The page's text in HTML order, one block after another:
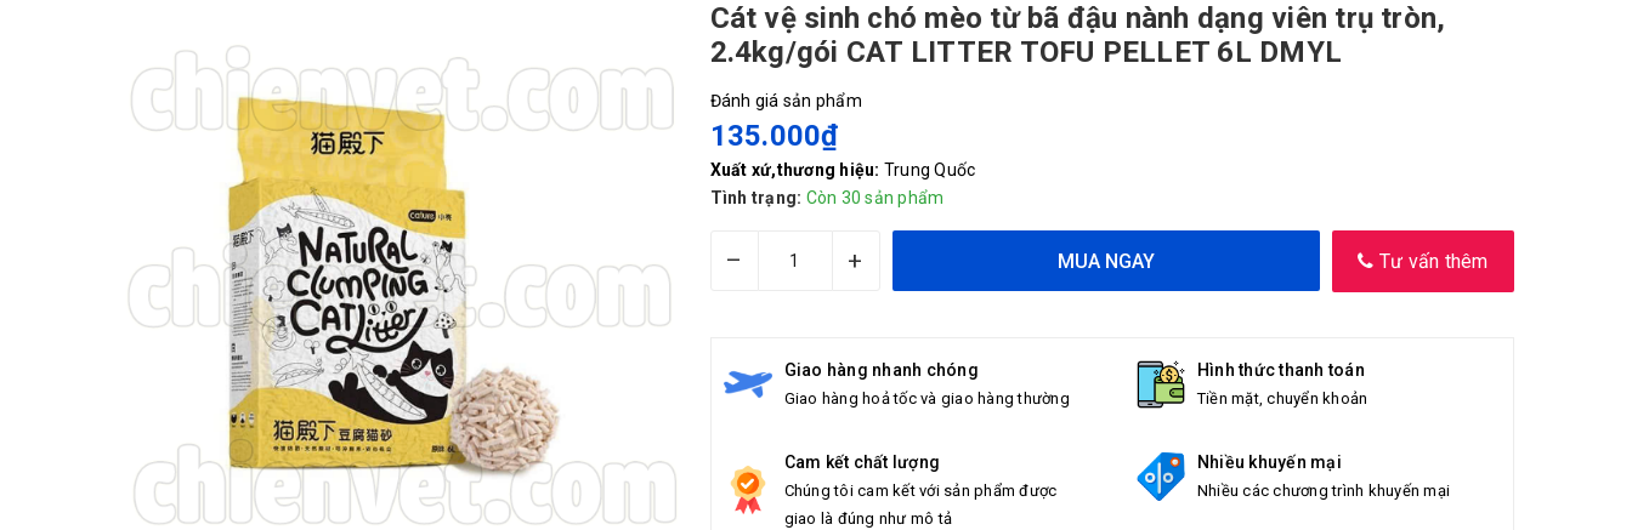
Cát vệ sinh chó mèo từ bã đậu nành dạng viên trụ tròn,
2.4kg/gói CAT LITTER TOFU PELLET 6L DMYL
Đánh giá sản phẩm
135.000₫
Xuất xứ,thương hiệu: Trung Quốc
Tình trạng: Còn 30 sản phẩm
– + MUA NGAY Tư vấn thêm
Giao hàng nhanh chóng
Giao hàng hoả tốc và giao hàng thường
Hình thức thanh toán
Tiền mặt, chuyển khoản
Cam kết chất lượng
Chúng tôi cam kết với sản phẩm được
giao là đúng như mô tả
Nhiều khuyến mại
Nhiều các chương trình khuyến mại